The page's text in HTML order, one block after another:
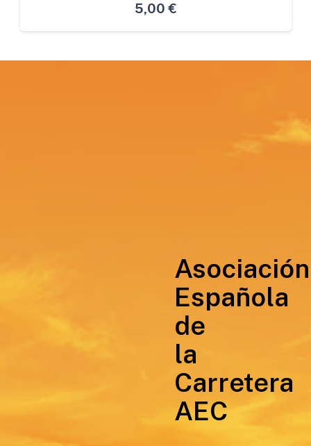
5,00 €
Asociación
Española
de
la
Carretera
AEC